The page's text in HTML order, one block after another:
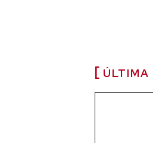
ÚLTIMA